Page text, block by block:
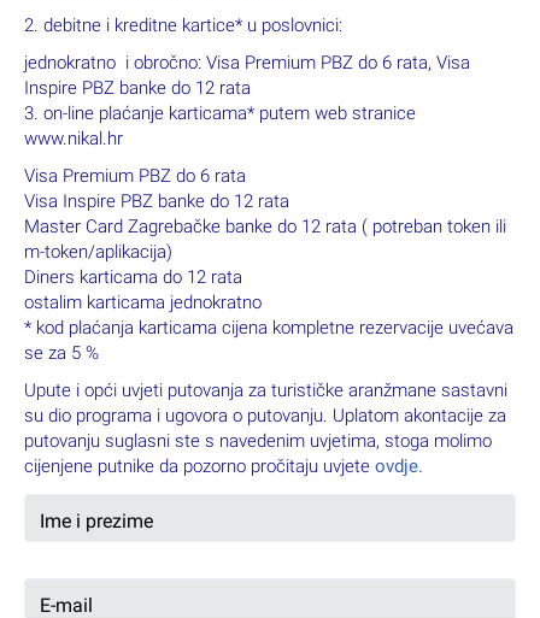
2. debitne i kreditne kartice* u poslovnici:
jednokratno i obročno: Visa Premium PBZ do 6 rata, Visa
Inspire PBZ banke do 12 rata
3. on-line plaćanje karticama* putem web stranice
www.nikal.hr
Visa Premium PBZ do 6 rata
Visa Inspire PBZ banke do 12 rata
Master Card Zagrebačke banke do 12 rata ( potreban token ili
m-token/aplikacija)
Diners karticama do 12 rata
ostalim karticama jednokratno
* kod plaćanja karticama cijena kompletne rezervacije uvećava
se za 5 %
Upute i opći uvjeti putovanja za turističke aranžmane sastavni
su dio programa i ugovora o putovanju. Uplatom akontacije za
putovanju suglasni ste s navedenim uvjetima, stoga molimo
cijenjene putnike da pozorno pročitaju uvjete ovdje.